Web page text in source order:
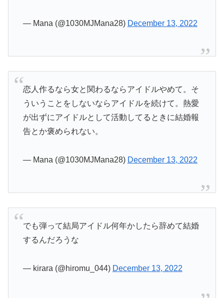
— Mana (@1030MJMana28) December 13, 2022
恋人作るなら女と関わるならアイドルやめて。そ
ういうことをしないならアイドルを続けて。熱愛
が出ずにアイドルとして活動してるときに結婚報
告とか褒められない。
— Mana (@1030MJMana28) December 13, 2022
でも弾って結局アイドル何年かしたら辞めて結婚
するんだろうな
— kirara (@hiromu_044) December 13, 2022